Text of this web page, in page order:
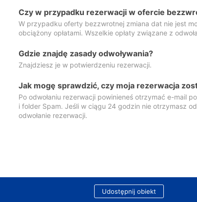
Czy w przypadku rezerwacji w ofercie
W przypadku oferty bezzwrotnej zmiana dat nie jest
obciążony opłatami. Wszelkie opłaty związane z
Gdzie znajdę zasady odwoływania?
Znajdziesz je w potwierdzeniu rezerwacji.
Jak mogę sprawdzić, czy moja rezerwacja
Po odwołaniu rezerwacji powinieneś otrzymać e-mail
i folder Spam. Jeśli w ciągu 24 godzin nie otrzymasz
odwołanie rezerwacji.
Udostępnij obiekt